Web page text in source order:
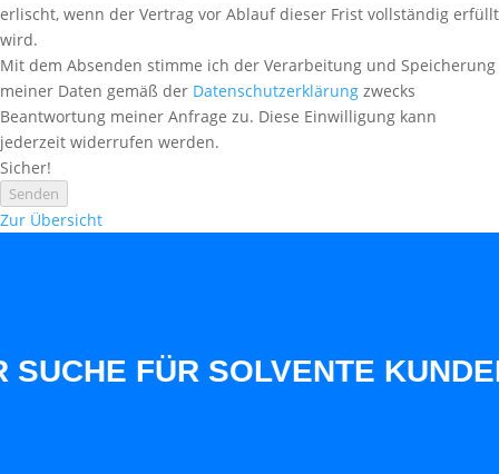
erlischt, wenn der Vertrag vor Ablauf dieser Frist vollständig erfüllt
wird.
Mit dem Absenden stimme ich der Verarbeitung und Speicherung
meiner Daten gemäß der Datenschutzerklärung zwecks
Beantwortung meiner Anfrage zu. Diese Einwilligung kann
jederzeit widerrufen werden.
Sicher!
Senden
Zur Übersicht
FÜR SOLVENTE KUNDEN